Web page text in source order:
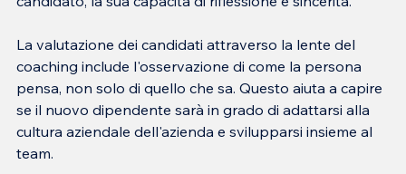
La valutazione dei candidati attraverso la lente del
coaching include l'osservazione di come la persona
pensa, non solo di quello che sa. Questo aiuta a capire
se il nuovo dipendente sarà in grado di adattarsi alla
cultura aziendale dell'azienda e svilupparsi insieme al